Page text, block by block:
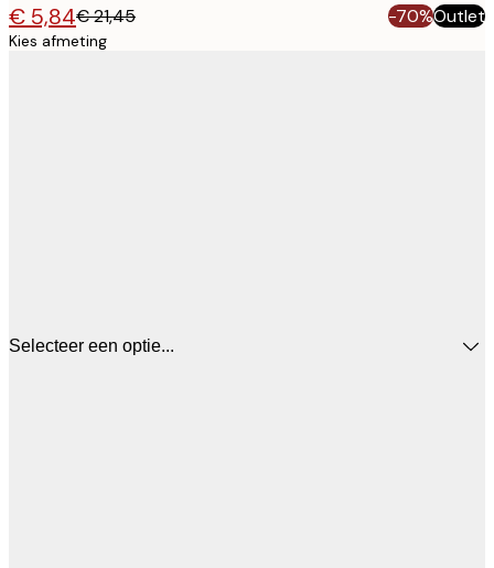
€ 5,84€ 21,45 -70%Outlet
Kies afmeting
Selecteer een optie...